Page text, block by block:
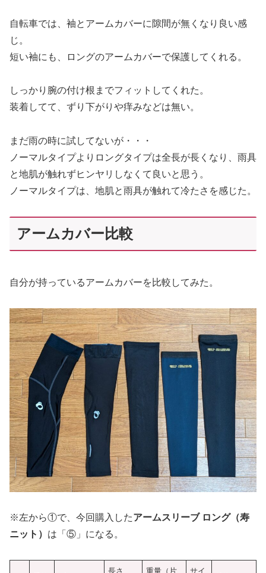
自転車では、袖とアームカバーに隙間が無くなり良い感
じ。
短い袖にも、ロングのアームカバーで保護してくれる。
しっかり腕の付け根までフィットしてくれた。
装着してて、ずり下がりや痒みなどは無い。
まだ雨の時に試してないが・・・
ノーマルタイプよりロングタイプは全長が長くなり、雨具
と地肌が触れずヒンヤリしなくて良いと思う。
ノーマルタイプは、地肌と雨具が触れて冷たさを感じた。
アームカバー比較
自分が持っているアームカバーを比較してみた。
※左から①で、今回購入したアームスリーブ ロング（寿
ニット） は「⑤」になる。
長さ
重量（片
サイ